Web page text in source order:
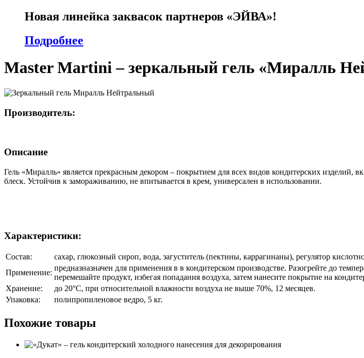
Новая линейка заквасок партнеров «ЭЙВА»!
Подробнее
Master Martini – зеркальный гель «Миралль
Производитель:
Описание
Гель «Миралль» является прекрасным декором – покрытием для всех видов кондитерских изделий,
блеск. Устойчив к замораживанию, не впитывается в крем, универсален в использовании.
Характеристики:
Состав:
сахар, глюкозный сироп, вода, загуститель (пектины, каррагинаны), регулятор
Применение:
предназназначен для применения в в кондитерском производстве. Разогрейте до
перемешайте продукт, избегая попадания воздуха, затем нанесите покрытие на
Хранение:
до 20°С, при относительной влажности воздуха не выше 70%, 12 месяцев.
Упаковка:
полипропиленовое ведро, 5 кг.
Похожие товары